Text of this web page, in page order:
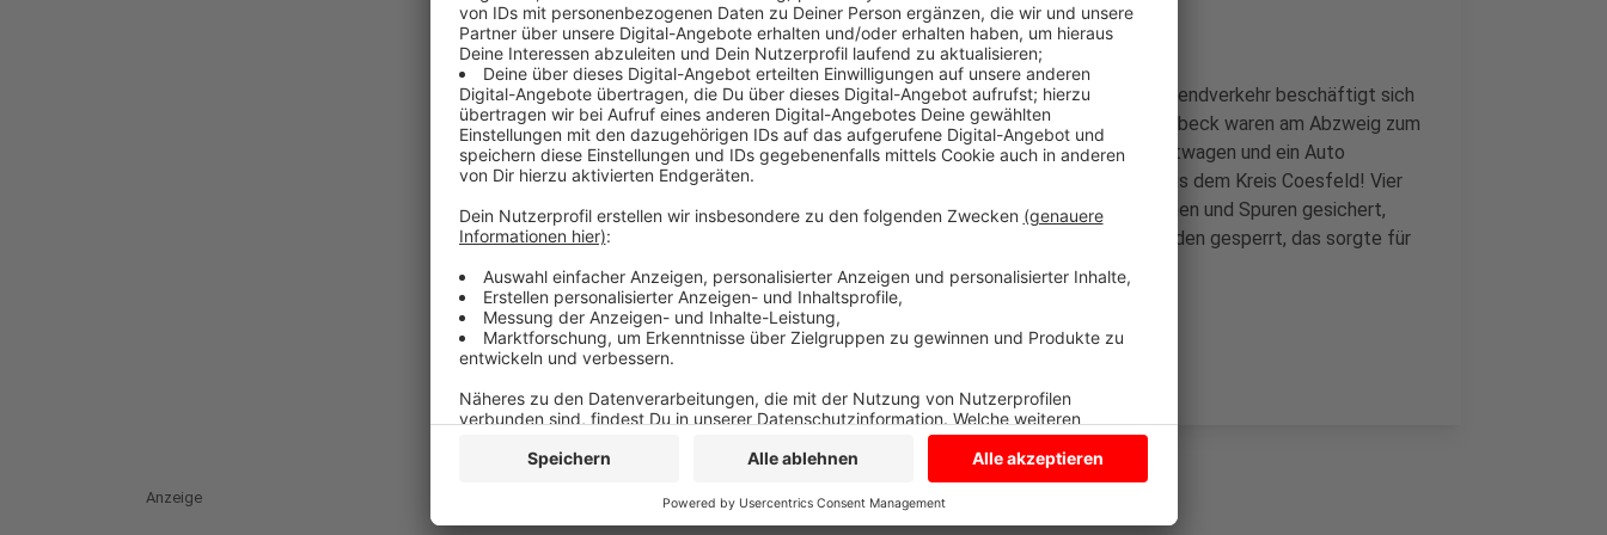
Anzeige
Mit den Hintergründes eines Unfalls heute Nachmittag im Feierabendverkehr beschäftigt sich
jetzt die Polizei. Auf der Landstraße zwischen Coesfeld und Billerbeck waren am Abzweig zum
Bahnhof Lutum in der Bauerschaft Osthellen ein Krankentransportwagen und ein Auto
zusammengestoßen. Der Krankentransportwagen kommt nicht aus dem Kreis Coesfeld! Vier
Menschen wurden verletzt. Die Polizei hat den Unfall aufgenommen und Spuren gesichert,
diese wertet sie jetzt aus. Die Landstraße war für über zwei Stunden gesperrt, das sorgte für
Probleme im Feierabendverkehr.
Anzeige
Anzeige